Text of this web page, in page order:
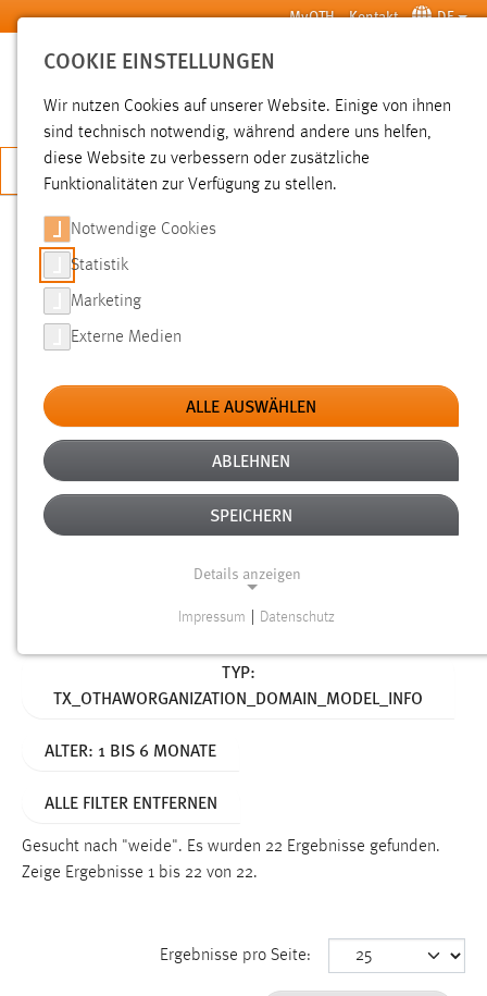
Zum Hauptinhalt springen MyOTH Kontakt DE
SUCHE
JETZT BEWERBEN
SUCHE
FILTER
Typ
Erstellungsdatum
Alter
TYP:
TX_OTHAWORGANIZATION_DOMAIN_MODEL_INFO
ALTER: 1 BIS 6 MONATE
ALLE FILTER ENTFERNEN
Gesucht nach "weide". Es wurden 22 Ergebnisse gefunden.
Zeige Ergebnisse 1 bis 22 von 22.
Ergebnisse pro Seite:
COOKIE EINSTELLUNGEN
Wir nutzen Cookies auf unserer Website. Einige von ihnen
sind technisch notwendig, während andere uns helfen,
diese Website zu verbessern oder zusätzliche
Funktionalitäten zur Verfügung zu stellen.
Notwendige Cookies
Statistik
Marketing
Externe Medien
ALLE AUSWÄHLEN
ABLEHNEN
SPEICHERN
Details anzeigen
Notwendige Cookies ermöglichen grundlegende
Funktionen und sind für die einwandfreie Funktion der
cookie_consent
Zweck:
Cookie Laufzeit:
Impressum Datenschutz